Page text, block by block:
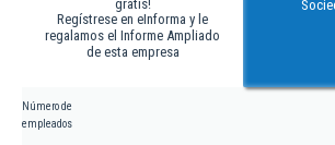
gratis!
Regístrese en eInforma y le
regalamos el Informe Ampliado
de esta empresa
Número de
empleados